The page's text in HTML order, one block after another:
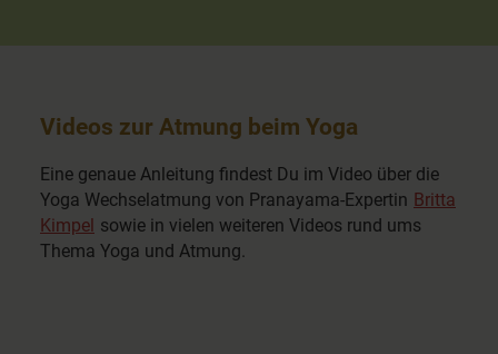
Videos zur Atmung beim Yoga
Eine genaue Anleitung findest Du im Video über die
Yoga Wechselatmung von Pranayama-Expertin Britta
Kimpel sowie in vielen weiteren Videos rund ums
Thema Yoga und Atmung.